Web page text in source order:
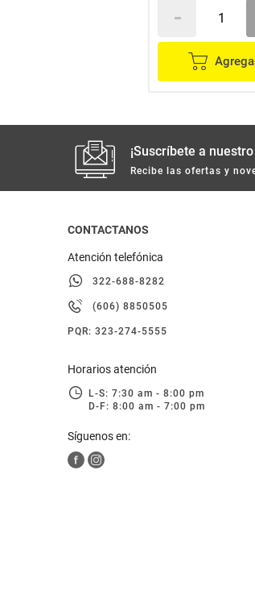
¡Suscríbete a
Recibe las ofertas y
CONTACTANOS
Atención telefónica
322-688-8282
(606) 8850505
PQR: 323-274-5555
Horarios atención
L-S: 7:30 am - 8:00 pm
D-F: 8:00 am - 7:00 pm
Síguenos en: